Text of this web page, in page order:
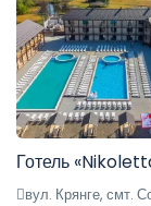
Готель
вул. Крянге, смт.